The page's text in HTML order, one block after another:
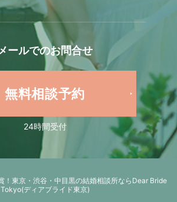
ールでのお問合せ
無料相談予約
24時間受付
！ 東京・渋谷・中目黒の結婚相談所ならDear Bride
Tokyo(ディアブライド東京)